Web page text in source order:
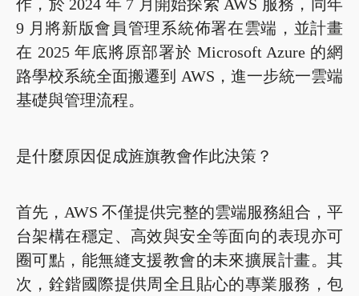
作，於 2024 年 7 月開始探索 AWS 服務，同年
9 月將新版會員管理系統佈署在雲端，並計畫
在 2025 年底將原部署於 Microsoft Azure 的網
路學校系統全面搬遷到 AWS，進一步統一雲端
基礎與管理流程。
是什麼原因促成旌旗教會作此決策？
首先，AWS 不僅提供完整的雲端服務組合，平
台架構在穩定、高效與安全等面向的表現亦可
圈可點，能無縫支援教會的未來擴展計畫。其
次，銓鍇國際提供周全且貼心的專業服務，包